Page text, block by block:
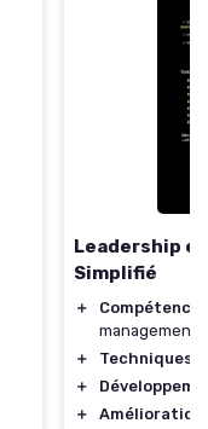
Leadership
Simplifié
＋
management
＋
Techniques
＋
＋
Amélioration